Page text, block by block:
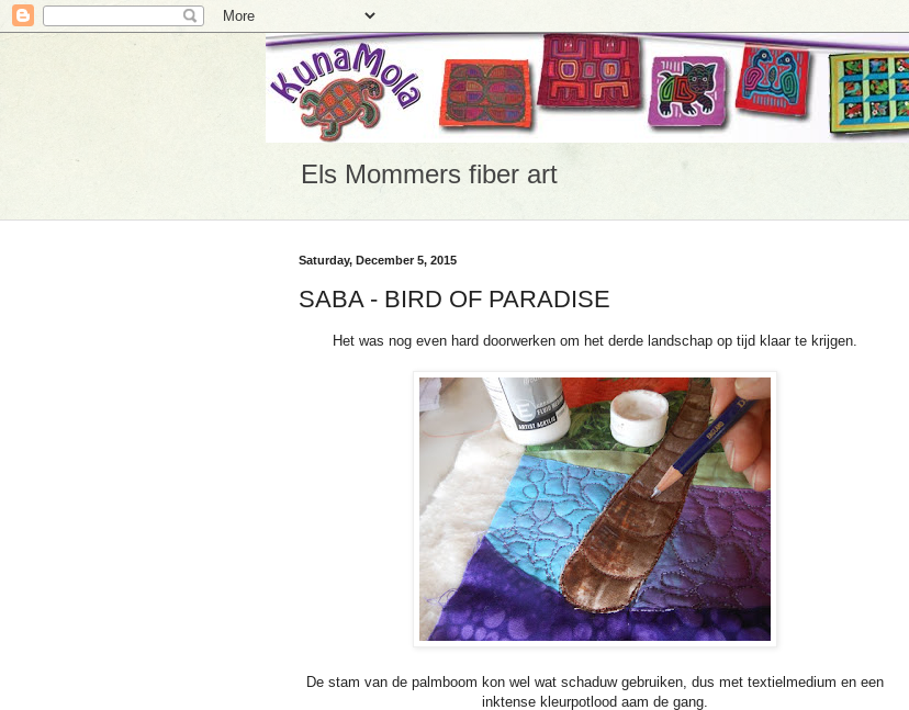
Els Mommers fiber art
Saturday, December 5, 2015
SABA - BIRD OF PARADISE
Het was nog even hard doorwerken om het derde landschap op tijd klaar te krijgen.
De stam van de palmboom kon wel wat schaduw gebruiken, dus met textielmedium en een
inktense kleurpotlood aam de gang.